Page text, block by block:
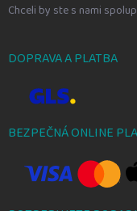
Chceli by ste s nami
DOPRAVA A PLATBA
BEZPEČNÁ ONLINE